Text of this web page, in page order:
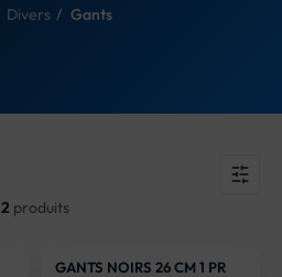
Divers Gants
2 produits
GANTS NOIRS 26 CM 1 PR